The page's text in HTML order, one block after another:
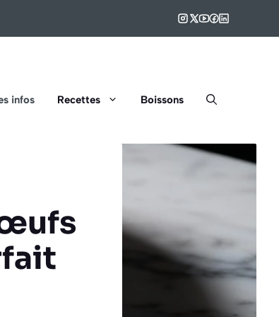
infos Recettes Boissons